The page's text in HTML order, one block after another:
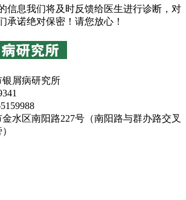
信息我们将及时反馈给医生进行诊断，对
承诺绝对保密！请您放心！
银屑病研究所
水区南阳路227号（南阳路与群办路交叉